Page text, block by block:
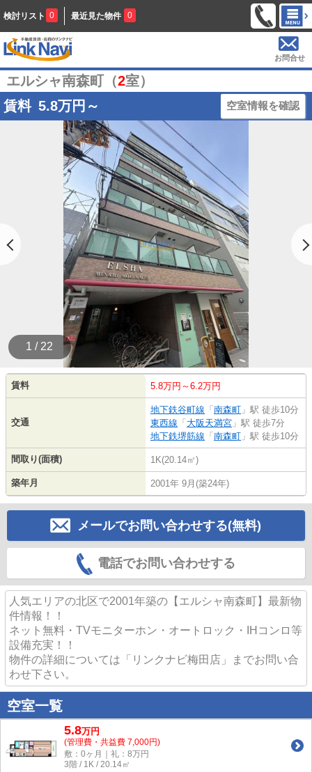
検討リスト 0 最近見た物件 0
お問合せ
エルシャ南森町（2室）
賃料 5.8万円～ 空室情報を確認
1 / 22
賃料 5.8万円～6.2万円
交通
地下鉄谷町線 「 南森町 」駅 徒歩10分
東西線 「 大阪天満宮 」駅 徒歩7分
地下鉄堺筋線 「 南森町 」駅 徒歩10分
間取り(面積) 1K(20.14㎡)
築年月 2001年 9月(築24年)
メールでお問い合わせする(無料)
電話でお問い合わせする
人気エリアの北区で2001年築の【エルシャ南森町】最新物
件情報！！
ネット無料・TVモニターホン・オートロック・IHコンロ等
設備充実！！
物件の詳細については「リンクナビ梅田店」までお問い合
わせ下さい。
空室一覧
5.8万円
(管理費・共益費 7,000円)
敷：0ヶ月｜礼：8万円
3階 / 1K / 20.14㎡